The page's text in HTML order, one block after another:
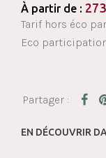
À partir de :
Tarif hors éco
Eco
EN DÉCOUVRIR